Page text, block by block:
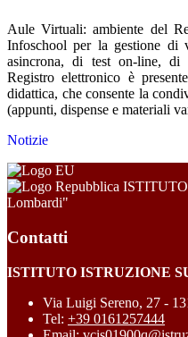
Aule Virtuali: ambiente del
Infoschool per la gestione di
asincrona, di test on-line,
Registro elettronico è
didattica, che consente la
(appunti, dispense e materiali
Notizie
Lombardi"
Contatti
ISTITUTO ISTRUZIONE
Via Luigi Sereno, 27 -
Tel: +39 0161257444